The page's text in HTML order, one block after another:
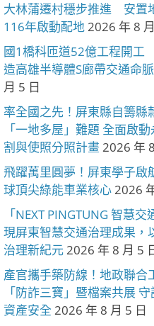
大林蒲遷村穩步推進 安置
116年啟動配地2026 年 8
國1橋科匝道52億工程開
造高雄半導體S廊帶交通命脈
月 5 日
率全國之先！屏東縣自籌縣
「一地多屋」難題 全面啟
割與使照分照計畫2026 年
飛躍萬里圓夢！屏東學子啟
球頂尖綠能車業核心2026
「NEXT PINGTUNG 智慧
現屏東智慧交通治理成果，
治理新紀元2026 年 8 月 5
產官攜手築防線！地政聯合
「防詐三寶」暨檔案共展
資產安全 2026 年 8 月 5 日